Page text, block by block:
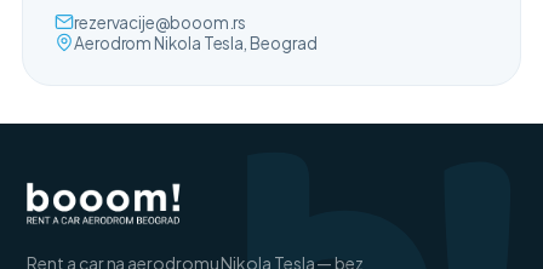
rezervacije@booom.rs
Aerodrom Nikola Tesla, Beograd
Rent a car na aerodromu Nikola Tesla — bez